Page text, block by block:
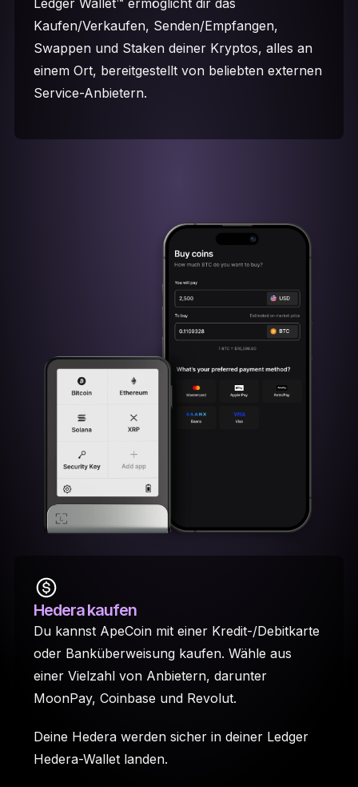
Ledger Wallet™ ermöglicht dir das
Kaufen/Verkaufen, Senden/Empfangen,
Swappen und Staken deiner Kryptos, alles an
einem Ort, bereitgestellt von beliebten externen
Service-Anbietern.
Hedera kaufen
Du kannst ApeCoin mit einer Kredit-/Debitkarte
oder Banküberweisung kaufen. Wähle aus
einer Vielzahl von Anbietern, darunter
MoonPay, Coinbase und Revolut.
Deine Hedera werden sicher in deiner Ledger
Hedera-Wallet landen.